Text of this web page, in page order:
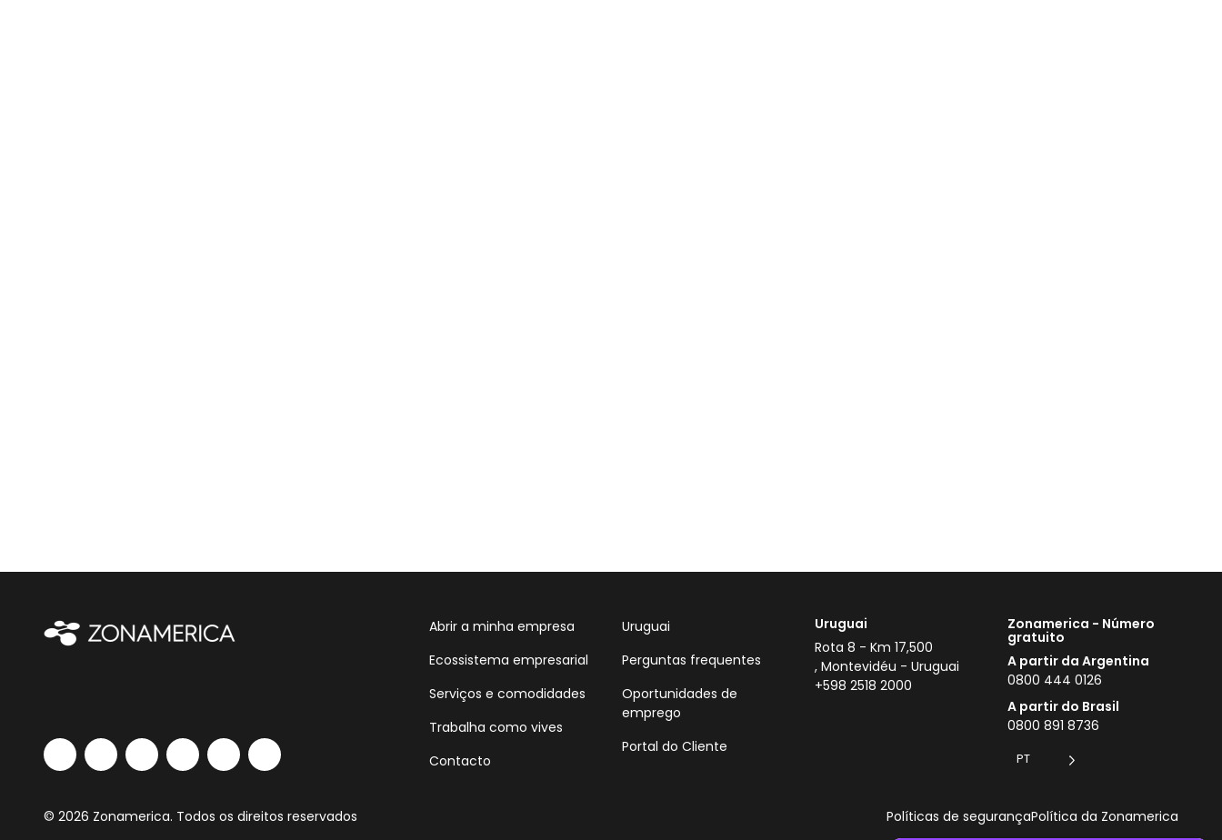
Abrir a minha empresa
Ecossistema empresarial
Serviços e comodidades
Trabalha como vives
Contacto
Uruguai
Perguntas frequentes
Oportunidades de
emprego
Portal do Cliente
Uruguai
Rota 8 - Km 17,500
, Montevidéu - Uruguai
+598 2518 2000
Zonamerica - Número
gratuito
A partir da Argentina
0800 444 0126
A partir do Brasil
0800 891 8736
PT
© 2026 Zonamerica. Todos os direitos reservados Políticas de segurançaPolítica da Zonamerica